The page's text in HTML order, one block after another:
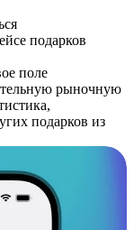
подарков
поле
рыночную
подарков из